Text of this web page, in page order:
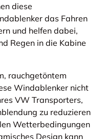
diese
das Fahren
und helfen dabei,
Regen in die Kabine
rauchgetöntem
Windablenker nicht
VW Transporters,
zu reduzieren
Wetterbedingungen
Design kann